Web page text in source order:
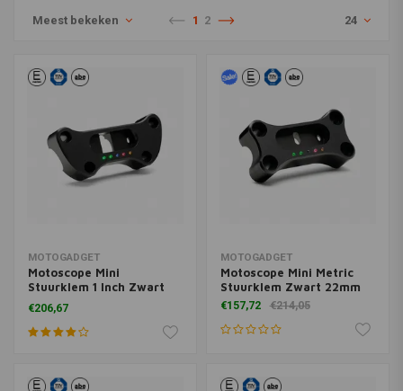
Meest bekeken 1 2 24
MOTOGADGET
Motoscope Mini
Stuurklem 1 Inch Zwart
Voor HD
€206,67
MOTOGADGET
Motoscope Mini Metric
Stuurklem Zwart 22mm
€157,72 €214,05